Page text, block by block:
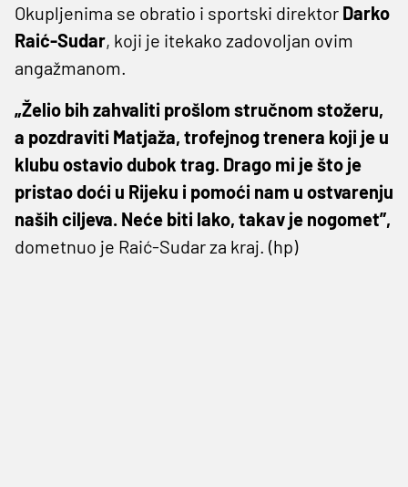
Okupljenima se obratio i sportski direktor Darko
Raić-Sudar, koji je itekako zadovoljan ovim
angažmanom.
„Želio bih zahvaliti prošlom stručnom stožeru,
a pozdraviti Matjaža, trofejnog trenera koji je u
klubu ostavio dubok trag. Drago mi je što je
pristao doći u Rijeku i pomoći nam u ostvarenju
naših ciljeva. Neće biti lako, takav je nogomet”,
dometnuo je Raić-Sudar za kraj. (hp)